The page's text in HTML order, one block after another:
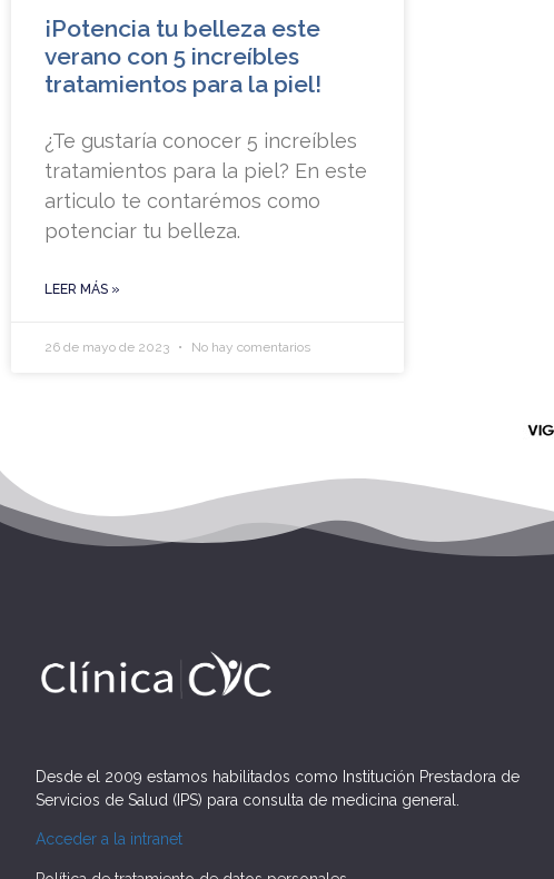
¡Potencia tu belleza este
verano con 5 increíbles
tratamientos para la piel!
¿Te gustaría conocer 5 increíbles
tratamientos para la piel? En este
articulo te contarémos como
potenciar tu belleza.
LEER MÁS »
26 de mayo de 2023 No hay comentarios
Desde el 2009 estamos habilitados como Institución Prestadora de
Servicios de Salud (IPS) para consulta de medicina general.
Acceder a la intranet